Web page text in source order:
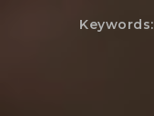
Keywords: